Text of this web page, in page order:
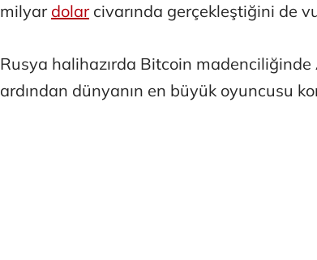
milyar dolarcivarında gerçekleştiğini de
Rusya halihazırda Bitcoin madenciliğinde
ardından dünyanın en büyük oyuncusu